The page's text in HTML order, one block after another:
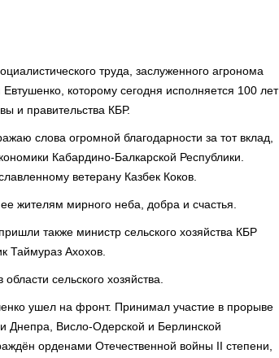
труда, заслуженного агронома
которому сегодня исполняется 100 лет
и правительства КБР.
слова огромной благодарности за тот вклад,
Кабардино-Балкарской Республики.
ветерану Казбек Коков.
жителям мирного неба, добра и счастья.
также министр сельского хозяйства КБР
Таймураз Ахохов.
сельского хозяйства.
ушел на фронт. Принимал участие в прорыве
Днепра, Висло-Одерской и Берлинской
орденами Отечественной войны II степени,